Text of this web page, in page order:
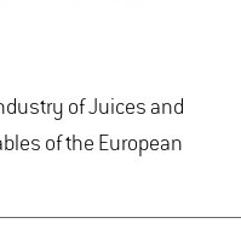
of Juices and
of the European